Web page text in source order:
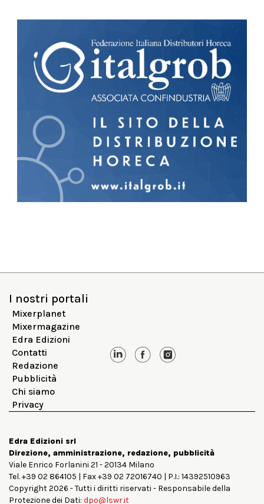
I nostri portali
Mixerplanet
Mixermagazine
Edra Edizioni
Contatti
Redazione
Pubblicità
Chi siamo
Privacy
Edra Edizioni srl
Direzione, amministrazione, redazione, pubblicità
Viale Enrico Forlanini 21 - 20134 Milano
Tel. +39 02 864105 | Fax +39 02 72016740 | P.I.: 14392510963
Copyright 2026 - Tutti i diritti riservati - Responsabile della
Protezione dei Dati: dpo@lswr.it